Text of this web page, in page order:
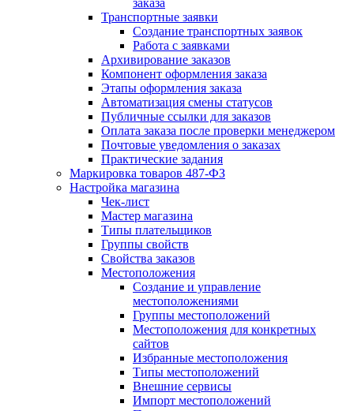
заказа
Транспортные заявки
Создание транспортных заявок
Работа с заявками
Архивирование заказов
Компонент оформления заказа
Этапы оформления заказа
Автоматизация смены статусов
Публичные ссылки для заказов
Оплата заказа после проверки менеджером
Почтовые уведомления о заказах
Практические задания
Маркировка товаров 487-ФЗ
Настройка магазина
Чек-лист
Мастер магазина
Типы плательщиков
Группы свойств
Свойства заказов
Местоположения
Создание и управление
местоположениями
Группы местоположений
Местоположения для конкретных
сайтов
Избранные местоположения
Типы местоположений
Внешние сервисы
Импорт местоположений